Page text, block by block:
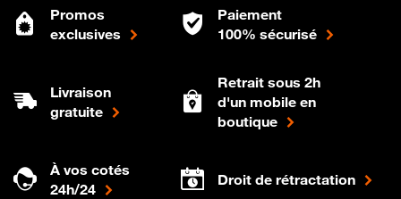
Promos
exclusives
Paiement
100% sécurisé
Livraison
gratuite
Retrait sous 2h
d'un mobile en
boutique
À vos cotés
24h/24
Droit de rétractation